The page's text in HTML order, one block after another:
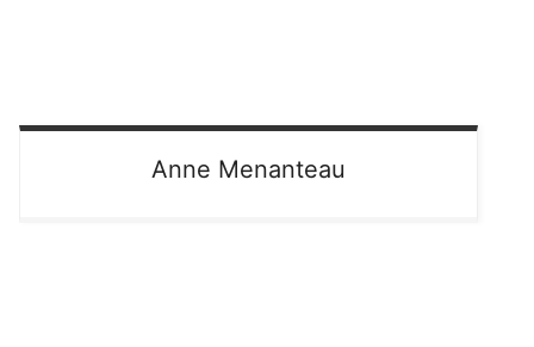
Anne Menanteau